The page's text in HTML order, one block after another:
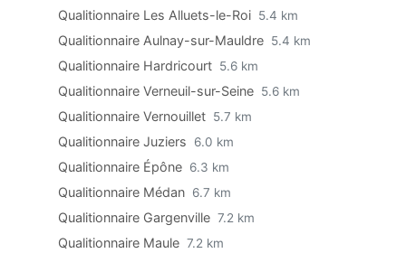
Qualitionnaire Les Alluets-le-Roi 5.4 km
Qualitionnaire Aulnay-sur-Mauldre 5.4 km
Qualitionnaire Hardricourt 5.6 km
Qualitionnaire Verneuil-sur-Seine 5.6 km
Qualitionnaire Vernouillet 5.7 km
Qualitionnaire Juziers 6.0 km
Qualitionnaire Épône 6.3 km
Qualitionnaire Médan 6.7 km
Qualitionnaire Gargenville 7.2 km
Qualitionnaire Maule 7.2 km